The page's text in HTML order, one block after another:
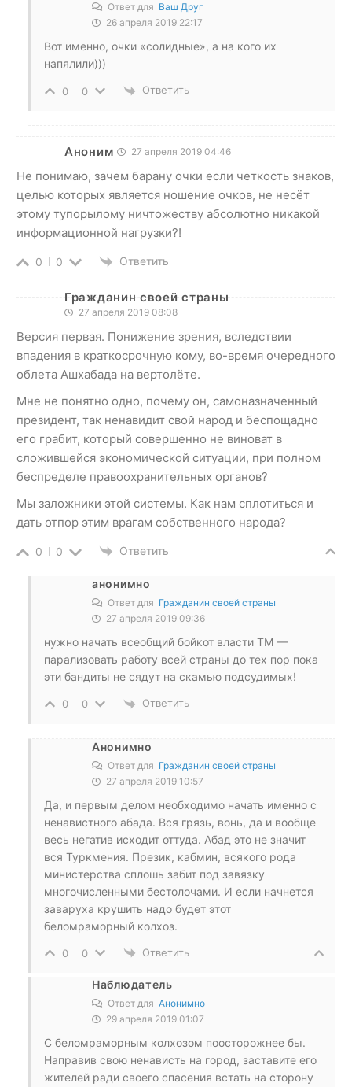
Ответ для Ваш Друг
26 апреля 2019 22:17
Вот именно, очки «солидные», а на кого их
напялили)))
0 0 Ответить
Аноним 27 апреля 2019 04:46
Не понимаю, зачем барану очки если четкость знаков,
целью которых является ношение очков, не несёт
этому тупорылому ничтожеству абсолютно никакой
информационной нагрузки?!
0 0 Ответить
Гражданин своей страны
27 апреля 2019 08:08
Версия первая. Понижение зрения, вследствии
впадения в краткосрочную кому, во-время очередного
облета Ашхабада на вертолёте.
Мне не понятно одно, почему он, самоназначенный
президент, так ненавидит свой народ и беспощадно
его грабит, который совершенно не виноват в
сложившейся экономической ситуации, при полном
беспределе правоохранительных органов?
Мы заложники этой системы. Как нам сплотиться и
дать отпор этим врагам собственного народа?
0 0 Ответить
анонимно
Ответ для Гражданин своей страны
27 апреля 2019 09:36
нужно начать всеобщий бойкот власти ТМ —
парализовать работу всей страны до тех пор пока
эти бандиты не сядут на скамью подсудимых!
0 0 Ответить
Анонимно
Ответ для Гражданин своей страны
27 апреля 2019 10:57
Да, и первым делом необходимо начать именно с
ненавистного абада. Вся грязь, вонь, да и вообще
весь негатив исходит оттуда. Абад это не значит
вся Туркмения. Презик, кабмин, всякого рода
министерства сплошь забит под завязку
многочисленными бестолочами. И если начнется
заваруха крушить надо будет этот
беломраморный колхоз.
0 0 Ответить
Наблюдатель
Ответ для Анонимно
29 апреля 2019 01:07
С беломраморным колхозом поосторожнее бы.
Направив свою ненависть на город, заставите его
жителей ради своего спасения встать на сторону